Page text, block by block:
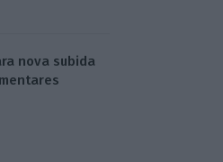
nova subida